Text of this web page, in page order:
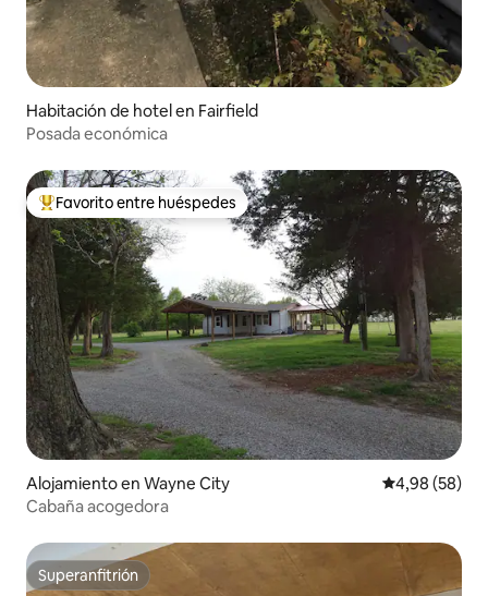
Habitación de hotel en Fairfield
Posada económica
Favorito entre los huéspedes más destacados
Favorito entre huéspedes
Alojamiento en Wayne City Calificación
4,98 (58)
Cabaña acogedora
Superanfitrión
Superanfitrión